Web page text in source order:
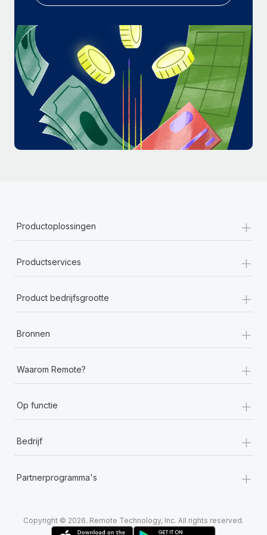
Productoplossingen +
Productservices +
Product bedrijfsgrootte +
Bronnen +
Waarom Remote? +
Op functie +
Bedrijf +
Partnerprogramma's +
Copyright © 2026. Remote Technology, Inc. All rights reserved.